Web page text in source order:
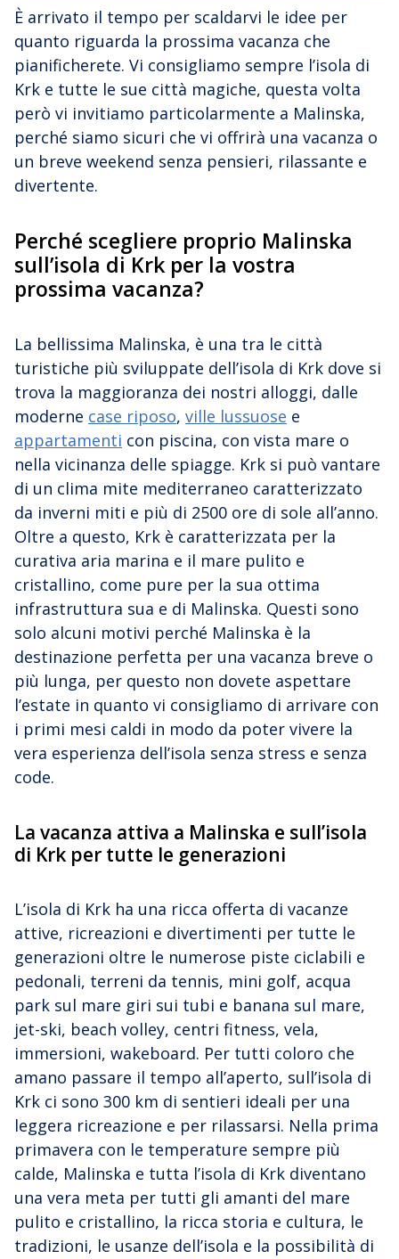
È arrivato il tempo per scaldarvi le idee per
quanto riguarda la prossima vacanza che
pianificherete. Vi consigliamo sempre l’isola di
Krk e tutte le sue città magiche, questa volta
però vi invitiamo particolarmente a Malinska,
perché siamo sicuri che vi offrirà una vacanza o
un breve weekend senza pensieri, rilassante e
divertente.
Perché scegliere proprio Malinska
sull’isola di Krk per la vostra
prossima vacanza?
La bellissima Malinska, è una tra le città
turistiche più sviluppate dell’isola di Krk dove si
trova la maggioranza dei nostri alloggi, dalle
moderne case riposo, ville lussuose e
appartamenti con piscina, con vista mare o
nella vicinanza delle spiagge. Krk si può vantare
di un clima mite mediterraneo caratterizzato
da inverni miti e più di 2500 ore di sole all’anno.
Oltre a questo, Krk è caratterizzata per la
curativa aria marina e il mare pulito e
cristallino, come pure per la sua ottima
infrastruttura sua e di Malinska. Questi sono
solo alcuni motivi perché Malinska è la
destinazione perfetta per una vacanza breve o
più lunga, per questo non dovete aspettare
l’estate in quanto vi consigliamo di arrivare con
i primi mesi caldi in modo da poter vivere la
vera esperienza dell’isola senza stress e senza
code.
La vacanza attiva a Malinska e sull’isola
di Krk per tutte le generazioni
L’isola di Krk ha una ricca offerta di vacanze
attive, ricreazioni e divertimenti per tutte le
generazioni oltre le numerose piste ciclabili e
pedonali, terreni da tennis, mini golf, acqua
park sul mare giri sui tubi e banana sul mare,
jet-ski, beach volley, centri fitness, vela,
immersioni, wakeboard. Per tutti coloro che
amano passare il tempo all’aperto, sull’isola di
Krk ci sono 300 km di sentieri ideali per una
leggera ricreazione e per rilassarsi. Nella prima
primavera con le temperature sempre più
calde, Malinska e tutta l’isola di Krk diventano
una vera meta per tutti gli amanti del mare
pulito e cristallino, la ricca storia e cultura, le
tradizioni, le usanze dell’isola e la possibilità di